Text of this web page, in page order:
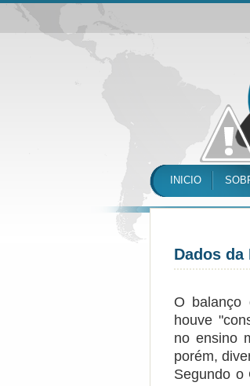
INICIO
Dados
O balanço
houve
no ensino
porém,
Segundo o